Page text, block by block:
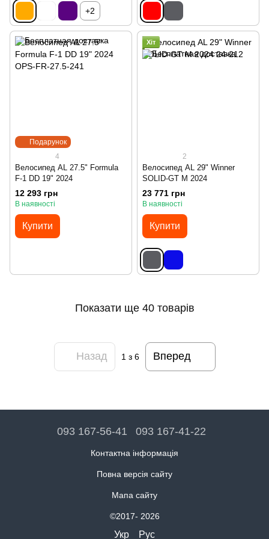
+2
Подарунок
4
Велосипед AL 27.5" Formula
F-1 DD 19" 2024
12 293 грн
В наявності
Купити
Хіт
2
Велосипед AL 29" Winner
SOLID-GT M 2024
23 771 грн
В наявності
Купити
Показати ще 40 товарів
Назад 1 з 6 Вперед
093 167-56-41 093 167-41-22
Контактна інформація
Повна версія сайту
Мапа сайту
©2017- 2026
Укр Рус